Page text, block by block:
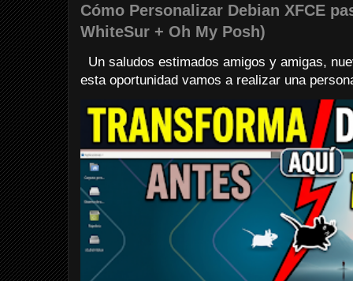
Cómo Personalizar Debian XFCE
WhiteSur + Oh My Posh)
Un saludos estimados amigos y amigas,
esta oportunidad vamos a realizar una